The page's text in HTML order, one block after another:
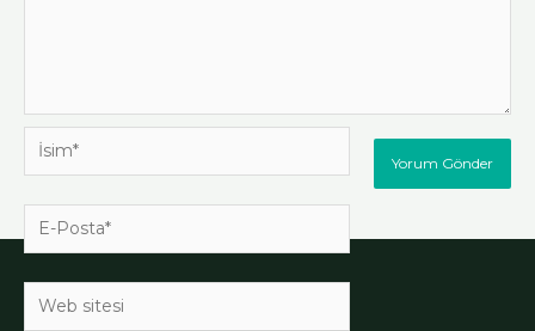
İsim*
Posta*
Web